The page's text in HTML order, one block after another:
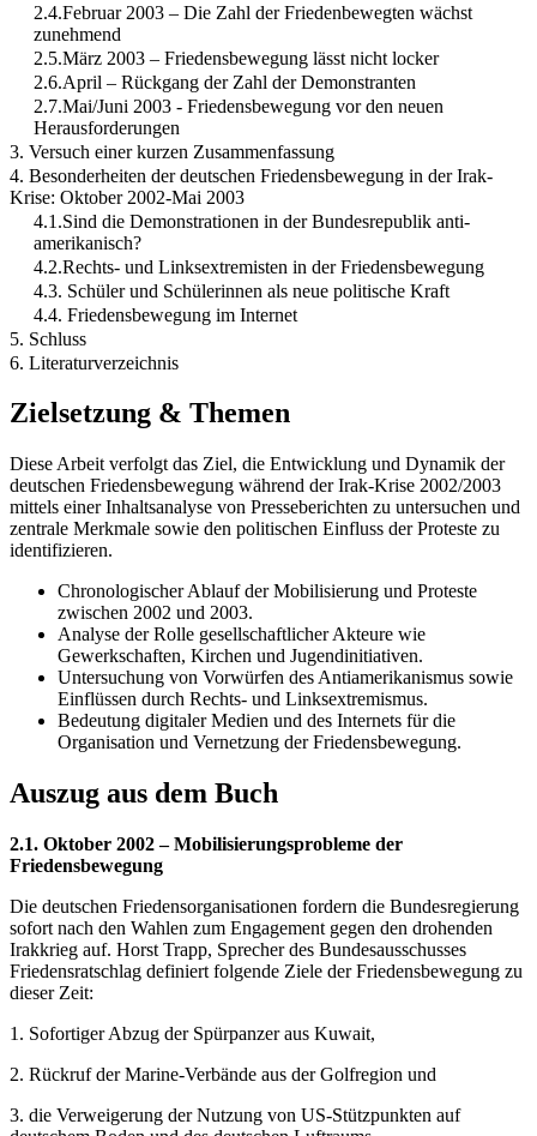
2.4.Februar 2003 – Die Zahl der Friedenbewegten wächst
zunehmend
2.5.März 2003 – Friedensbewegung lässt nicht locker
2.6.April – Rückgang der Zahl der Demonstranten
2.7.Mai/Juni 2003 - Friedensbewegung vor den neuen
Herausforderungen
3. Versuch einer kurzen Zusammenfassung
4. Besonderheiten der deutschen Friedensbewegung in der Irak-
Krise: Oktober 2002-Mai 2003
4.1.Sind die Demonstrationen in der Bundesrepublik anti-
amerikanisch?
4.2.Rechts- und Linksextremisten in der Friedensbewegung
4.3. Schüler und Schülerinnen als neue politische Kraft
4.4. Friedensbewegung im Internet
5. Schluss
6. Literaturverzeichnis
Zielsetzung & Themen
Diese Arbeit verfolgt das Ziel, die Entwicklung und Dynamik der
deutschen Friedensbewegung während der Irak-Krise 2002/2003
mittels einer Inhaltsanalyse von Presseberichten zu untersuchen und
zentrale Merkmale sowie den politischen Einfluss der Proteste zu
identifizieren.
Chronologischer Ablauf der Mobilisierung und Proteste
zwischen 2002 und 2003.
Analyse der Rolle gesellschaftlicher Akteure wie
Gewerkschaften, Kirchen und Jugendinitiativen.
Untersuchung von Vorwürfen des Antiamerikanismus sowie
Einflüssen durch Rechts- und Linksextremismus.
Bedeutung digitaler Medien und des Internets für die
Organisation und Vernetzung der Friedensbewegung.
Auszug aus dem Buch
2.1. Oktober 2002 – Mobilisierungsprobleme der
Friedensbewegung
Die deutschen Friedensorganisationen fordern die Bundesregierung
sofort nach den Wahlen zum Engagement gegen den drohenden
Irakkrieg auf. Horst Trapp, Sprecher des Bundesausschusses
Friedensratschlag definiert folgende Ziele der Friedensbewegung zu
dieser Zeit:
1. Sofortiger Abzug der Spürpanzer aus Kuwait,
2. Rückruf der Marine-Verbände aus der Golfregion und
3. die Verweigerung der Nutzung von US-Stützpunkten auf